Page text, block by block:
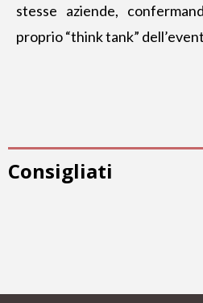
stesse aziende,
proprio “think tank”
Consigliati